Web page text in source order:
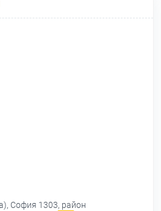
София 1303, район